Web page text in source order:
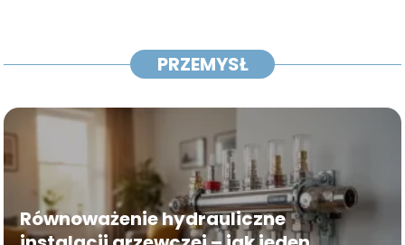
PRZEMYSŁ
Równoważenie hydrauliczne